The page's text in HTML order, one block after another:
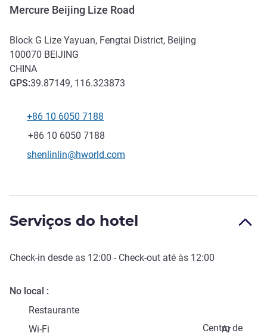
Mercure Beijing Lize Road
Block G Lize Yayuan, Fengtai District, Beijing
100070 BEIJING
CHINA
GPS:39.87149, 116.323873
Telefone
+86 10 6050 7188
Fax
+86 10 6050 7188
E-mail de contacto
shenlinlin@hworld.com
Serviços do hotel
Check-in desde as 12:00 - Check-out até às 12:00
No local
Restaurante
Centro de
Wi-Fi
Ar